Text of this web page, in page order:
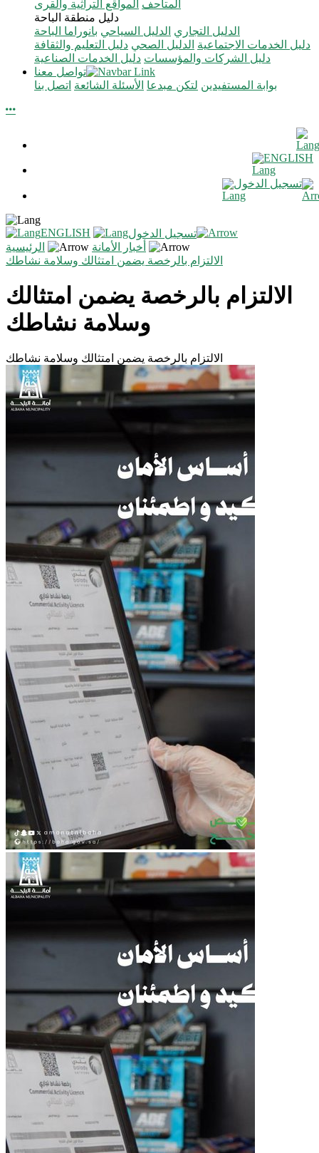
المواقع التراثية والقرى المتاحف
دليل منطقة الباحة
بانوراما الباحة الدليل السياحي الدليل التجاري
دليل التعليم والثقافة الدليل الصحي دليل الخدمات الاجتماعية
دليل الخدمات الصناعية دليل الشركات والمؤسسات
تواصل معنا
اتصل بنا الأسئلة الشائعة لتكن مبدعا بوابة المستفيدين
ENGLISH
تسجيل الدخول
ENGLISH
تسجيل الدخول
الرئيسية
أخبار الأمانة
الالتزام بالرخصة يضمن امتثالك وسلامة نشاطك
الالتزام بالرخصة يضمن امتثالك
وسلامة نشاطك
الالتزام بالرخصة يضمن امتثالك وسلامة نشاطك